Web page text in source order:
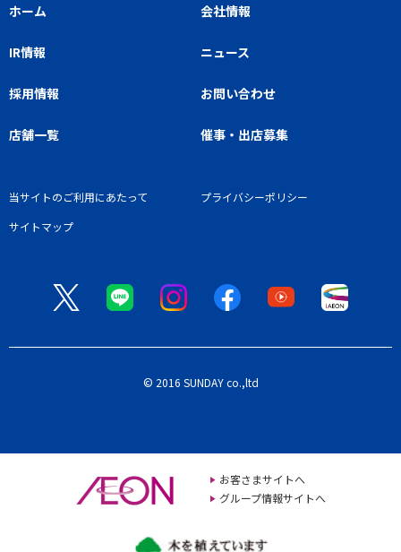
ホーム 会社情報
IR情報 ニュース
採用情報 お問い合わせ
店舗一覧 催事・出店募集
当サイトのご利用にあたって
プライバシーポリシー
サイトマップ
© 2016 SUNDAY co.,ltd
お客さまサイトへ
グループ情報サイトへ